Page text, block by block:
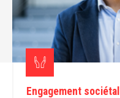
Engagement sociétal